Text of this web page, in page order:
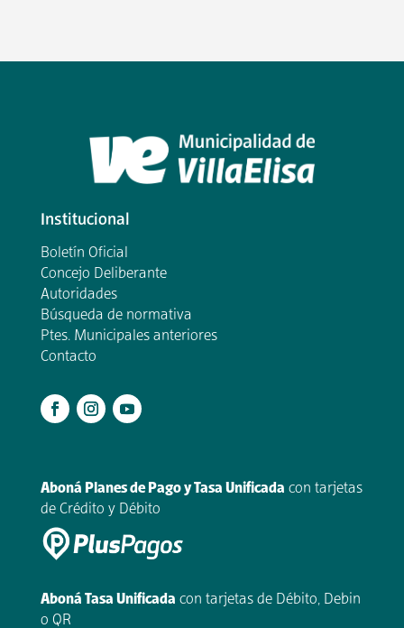
Institucional
Boletín Oficial
Concejo Deliberante
Autoridades
Búsqueda de normativa
Ptes. Municipales anteriores
Contacto
Aboná Planes de Pago y Tasa Unificada con tarjetas
de Crédito y Débito
Aboná Tasa Unificada con tarjetas de Débito, Debin
o QR